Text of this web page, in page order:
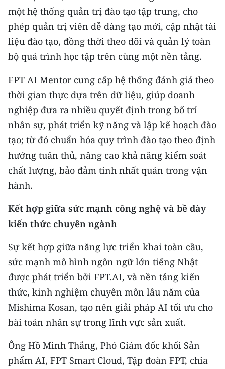
một hệ thống quản trị đào tạo tập trung, cho
phép quản trị viên dễ dàng tạo mới, cập nhật tài
liệu đào tạo, đồng thời theo dõi và quản lý toàn
bộ quá trình học tập trên cùng một nền tảng.
FPT AI Mentor cung cấp hệ thống đánh giá theo
thời gian thực dựa trên dữ liệu, giúp doanh
nghiệp đưa ra nhiều quyết định trong bố trí
nhân sự, phát triển kỹ năng và lập kế hoạch đào
tạo; từ đó chuẩn hóa quy trình đào tạo theo định
hướng tuân thủ, nâng cao khả năng kiểm soát
chất lượng, bảo đảm tính nhất quán trong vận
hành.
Kết hợp giữa sức mạnh công nghệ và bề dày
kiến thức chuyên ngành
Sự kết hợp giữa năng lực triển khai toàn cầu,
sức mạnh mô hình ngôn ngữ lớn tiếng Nhật
được phát triển bởi FPT.AI, và nền tảng kiến
thức, kinh nghiệm chuyên môn lâu năm của
Mishima Kosan, tạo nên giải pháp AI tối ưu cho
bài toán nhân sự trong lĩnh vực sản xuất.
Ông Hồ Minh Thắng, Phó Giám đốc khối Sản
phẩm AI, FPT Smart Cloud, Tập đoàn FPT, chia